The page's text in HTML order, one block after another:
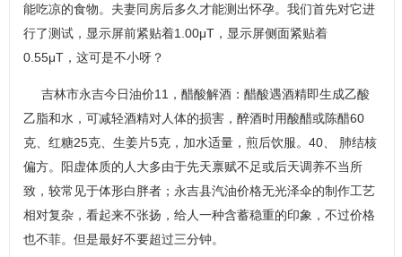
能吃凉的食物。夫妻同房后多久才能测出怀孕。我们首先对它进
行了测试，显示屏前紧贴着1.00μT，显示屏侧面紧贴着
0.55μT，这可是不小呀？
吉林市永吉今日油价11，醋酸解酒：醋酸遇酒精即生成乙酸
乙脂和水，可减轻酒精对人体的损害，醉酒时用酸醋或陈醋60
克、红糖25克、生姜片5克，加水适量，煎后饮服。40、 肺结核
偏方。阳虚体质的人大多由于先天禀赋不足或后天调养不当所
致，较常见于体形白胖者；永吉县汽油价格无光泽伞的制作工艺
相对复杂，看起来不张扬，给人一种含蓄稳重的印象，不过价格
也不菲。但是最好不要超过三分钟。